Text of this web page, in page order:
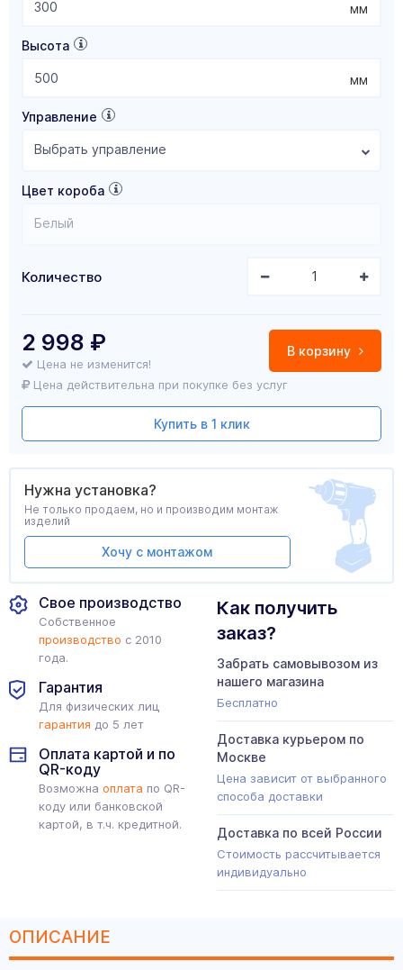
мм
Высота
мм
Управление
Выбрать управление
Цвет короба
Белый
Количество
В корзину
2 998 ₽
Цена не изменится!
Цена действительна при покупке без услуг
Купить в 1 клик
Свое производство
Собственное
производство с 2010
года.
Гарантия
Для физических лиц
гарантия до 5 лет
Оплата картой и по
QR-коду
Возможна оплата по QR-
коду или банковской
картой, в т.ч. кредитной.
Как получить
заказ?
Забрать самовывозом из
нашего магазина
Бесплатно
Доставка курьером по
Москве
Цена зависит от выбранного
способа доставки
Доставка по всей России
Стоимость рассчитывается
индивидуально
Нужна установка?
Не только продаем, но и производим монтаж
изделий
Хочу с монтажом
ОПИСАНИЕ